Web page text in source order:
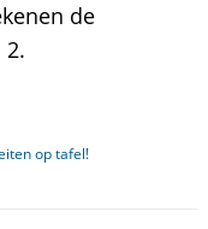
de
op tafel!